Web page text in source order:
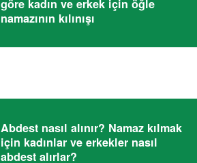
göre kadın ve erkek için öğle
namazının kılınışı
Abdest nasıl alınır? Namaz kılmak
için kadınlar ve erkekler nasıl
abdest alırlar?